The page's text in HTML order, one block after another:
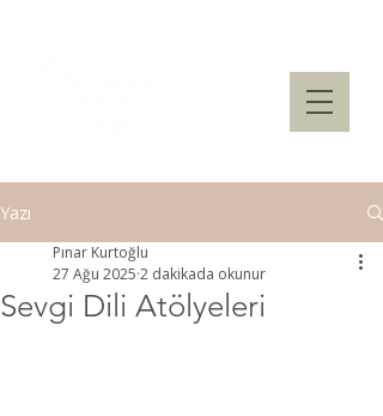
Yazı
Sevgi Dili Atölyeleri
Pınar Kurtoğlu
27 Ağu 2025 2 dakikada okunur